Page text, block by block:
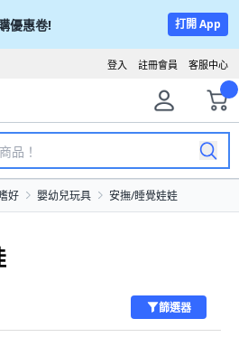
優惠卷! 打開 App
客服中心
註冊會員
登入
好 嬰幼兒玩具 安撫/睡覺娃娃
篩選器